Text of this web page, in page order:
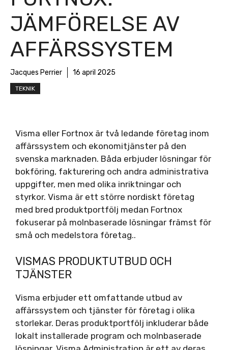
JÄMFÖRELSE AV
AFFÄRSSYSTEM
Jacques Perrier 16 april 2025
TEKNIK
Visma eller Fortnox är två ledande företag inom
affärssystem och ekonomitjänster på den
svenska marknaden. Båda erbjuder lösningar för
bokföring, fakturering och andra administrativa
uppgifter, men med olika inriktningar och
styrkor. Visma är ett större nordiskt företag
med bred produktportfölj medan Fortnox
fokuserar på molnbaserade lösningar främst för
små och medelstora företag..
VISMAS PRODUKTUTBUD OCH
TJÄNSTER
Visma erbjuder ett omfattande utbud av
affärssystem och tjänster för företag i olika
storlekar. Deras produktportfölj inkluderar både
lokalt installerade program och molnbaserade